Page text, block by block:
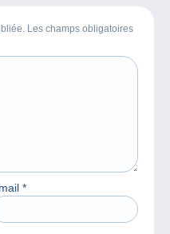
Les champs obligatoires
*